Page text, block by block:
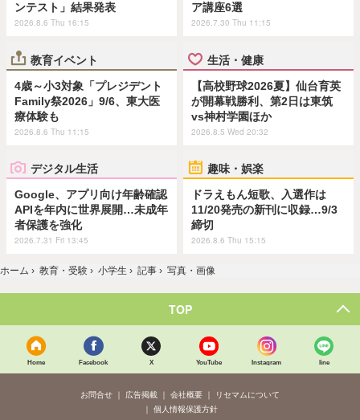
ンテスト」結果発表
2026.8.6 Thu 16:15
ア講座6選
2026.7.30 Thu 11:15
教育イベント
4歳～小3対象「プレジデント
Family祭2026」9/6、東大医
療体験も
2026.8.6 Thu 11:15
生活・健康
【高校野球2026夏】仙台育英
が開幕戦勝利、第2日は東筑
vs神村学園ほか
2026.8.5 Wed 20:32
デジタル生活
Google、アプリ向け年齢確認
APIを年内に世界展開…未成年
者保護を強化
2026.7.31 Fri 13:45
趣味・娯楽
ドラえもん短歌、入選作は
11/20発売の新刊に収録…9/3
締切
2026.8.6 Thu 15:15
ホーム › 教育・受験 › 小学生 › 記事 › 写真・画像
TOP
Home Facebook X YouTube Instagram line
お問合せ 広告掲載 会社概要
リセマムについて
個人情報保護方針